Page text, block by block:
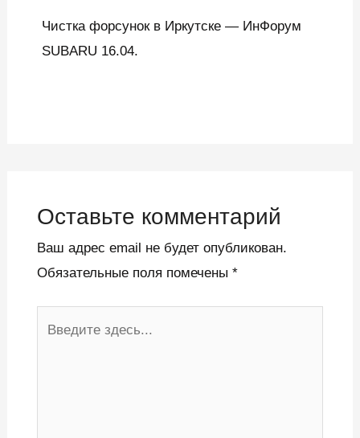
Чистка форсунок в Иркутске — ИнФорум
SUBARU 16.04.
Оставьте комментарий
Ваш адрес email не будет опубликован.
Обязательные поля помечены *